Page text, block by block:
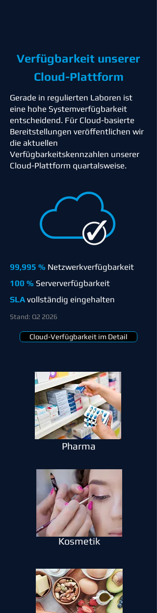
Verfügbarkeit unserer
Cloud-Plattform
Gerade in regulierten Laboren ist
eine hohe Systemverfügbarkeit
entscheidend. Für Cloud-basierte
Bereitstellungen veröffentlichen wir
die aktuellen
Verfügbarkeitskennzahlen unserer
Cloud-Plattform quartalsweise.
99,995 % Netzwerkverfügbarkeit
100 % Serververfügbarkeit
SLAvollständig eingehalten
Stand: Q2 2026
Cloud-Verfügbarkeit im Detail
Pharma
Kosmetik